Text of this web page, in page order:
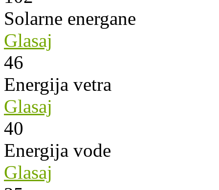
Solarne energane
Glasaj
46
Energija vetra
Glasaj
40
Energija vode
Glasaj